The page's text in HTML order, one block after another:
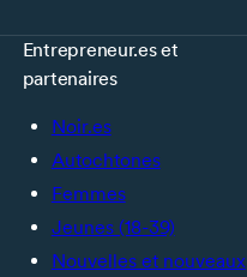
Entrepreneur.es et
partenaires
Noir.es
Autochtones
Femmes
Jeunes (18-39)
Nouvelles et nouveaux